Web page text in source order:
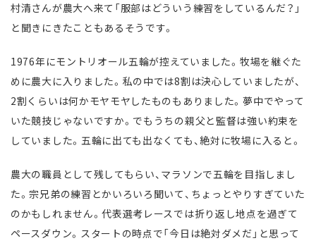
村清さんが農大へ来て「服部はどういう練習をしているんだ？」
と聞きにきたこともあるそうです。
1976年にモントリオール五輪が控えていました。牧場を継ぐた
めに農大に入りました。私の中では8割は決心していましたが、
2割くらいは何かモヤモヤしたものもありました。夢中でやって
いた競技じゃないですか。でもうちの親父と監督は強い約束を
していました。五輪に出ても出なくても、絶対に牧場に入ると。
農大の職員として残してもらい、マラソンで五輪を目指しまし
た。宗兄弟の練習とかいろいろ聞いて、ちょっとやりすぎていた
のかもしれません。代表選考レースでは折り返し地点を過ぎて
ペースダウン。スタートの時点で「今日は絶対ダメだ」と思って